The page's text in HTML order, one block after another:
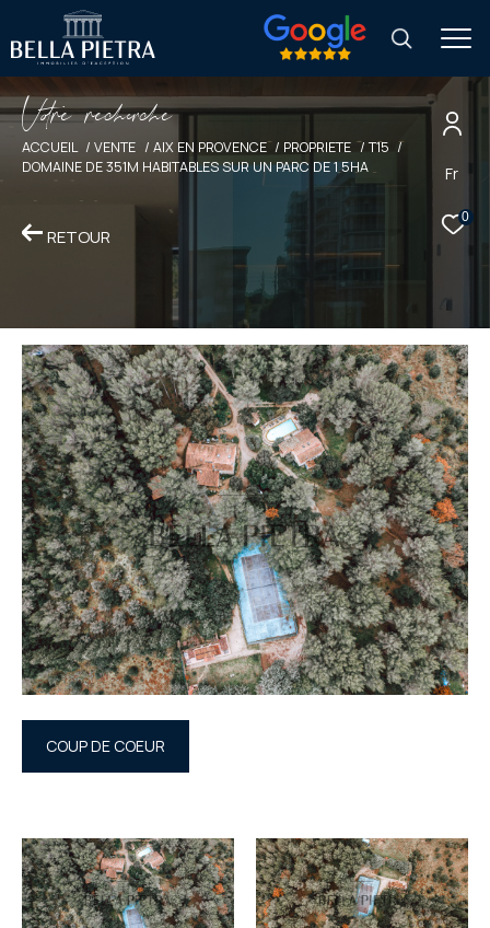
Fr
0
Vore recece
ACCUEIL VENTE AIX EN PROVENCE PROPRIETE
T15
DOMAINE DE 351M HABITABLES SUR UN PARC DE 1 5HA
RETOUR
COUP DE COEUR